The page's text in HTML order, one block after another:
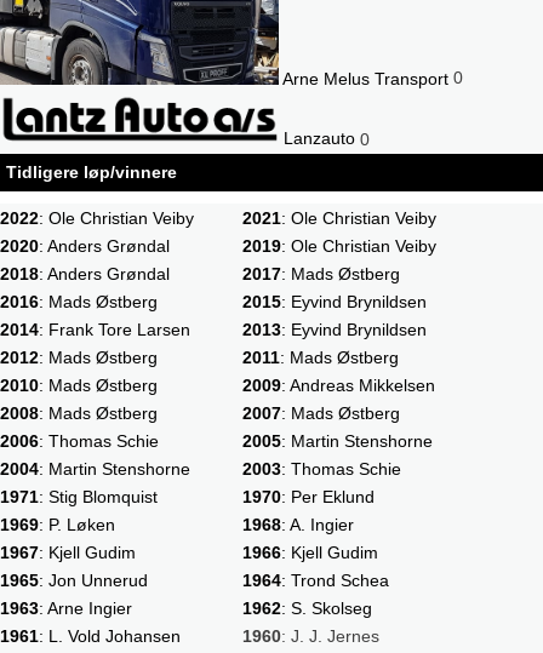
Arne Melus Transport 0
Lanzauto 0
Tidligere løp/vinnere
2022: Ole Christian Veiby 2021: Ole Christian Veiby
2020: Anders Grøndal 2019: Ole Christian Veiby
2018: Anders Grøndal 2017: Mads Østberg
2016: Mads Østberg 2015: Eyvind Brynildsen
2014: Frank Tore Larsen 2013: Eyvind Brynildsen
2012: Mads Østberg 2011: Mads Østberg
2010: Mads Østberg 2009: Andreas Mikkelsen
2008: Mads Østberg 2007: Mads Østberg
2006: Thomas Schie 2005: Martin Stenshorne
2004: Martin Stenshorne 2003: Thomas Schie
1971: Stig Blomquist 1970: Per Eklund
1969: P. Løken 1968: A. Ingier
1967: Kjell Gudim 1966: Kjell Gudim
1965: Jon Unnerud 1964: Trond Schea
1963: Arne Ingier 1962: S. Skolseg
1961: L. Vold Johansen 1960: J. J. Jernes